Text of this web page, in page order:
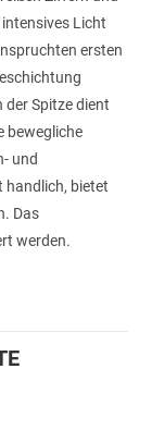
Licht
ersten
der Spitze dient
bewegliche
und
handlich, bietet
Das
werden.